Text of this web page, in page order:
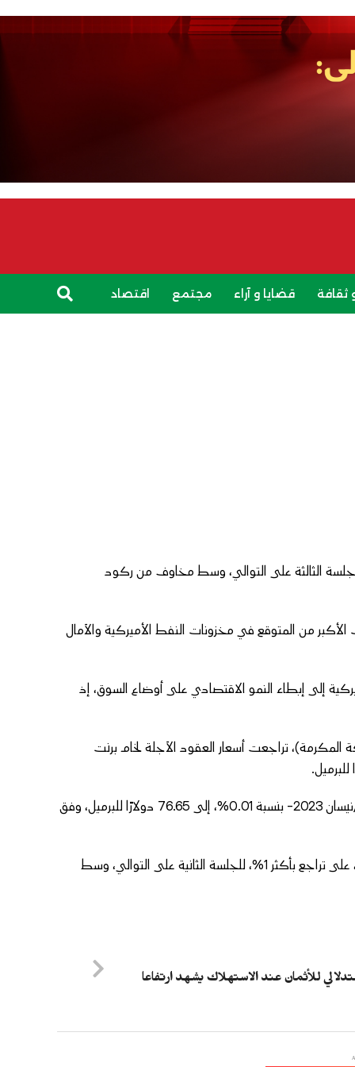
ثقافة قضايا و آراء مجتمع اقتصاد
النفط الخام هامشيًا اليوم الخميس 9 مارس/آذار (2023) للجلسة الثالثة على التوالي، وسط مخاوف من ركود
من المتوقع في مخزونات النفط الأميركية والآمال
إلى إبطاء النمو الاقتصادي على أوضاع السوق، إذ
غرينتش (10:27 صباحًا بتوقيت مكة المكرمة)، تراجعت أسعار العقود الآجلة لخام برنت
وانخفض سعر العقود الآجلة لخام غرب تكساس الأميركي -تسليم أبريل/نيسان 2023- بنسبة 0.01%، إلى 76.65 دولارًا للبرميل، وفق
وكانت أسعار النفط الخام قد أنهت تعاملاتها، أمس الأربعاء 8 مارس/آذار، على تراجع بأكثر 1%، للجلسة الثانية على التوالي، وسط
للأثمان عند الاستهلاك يشهد ارتفاعا